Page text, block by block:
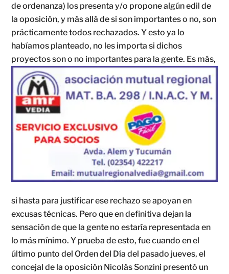
de ordenanza) los presenta y/o propone algún edil de
la oposición, y más allá de si son importantes o no, son
prácticamente todos rechazados. Y esto ya lo
habíamos planteado, no les importa si dichos
proyectos son o no importantes para la gente. Es más,
si hasta para justificar ese rechazo se apoyan en
excusas técnicas. Pero que en definitiva dejan la
sensación de que la gente no estaría representada en
lo más mínimo. Y prueba de esto, fue cuando en el
último punto del Orden del Día del pasado jueves, el
concejal de la oposición Nicolás Sonzini presentó un